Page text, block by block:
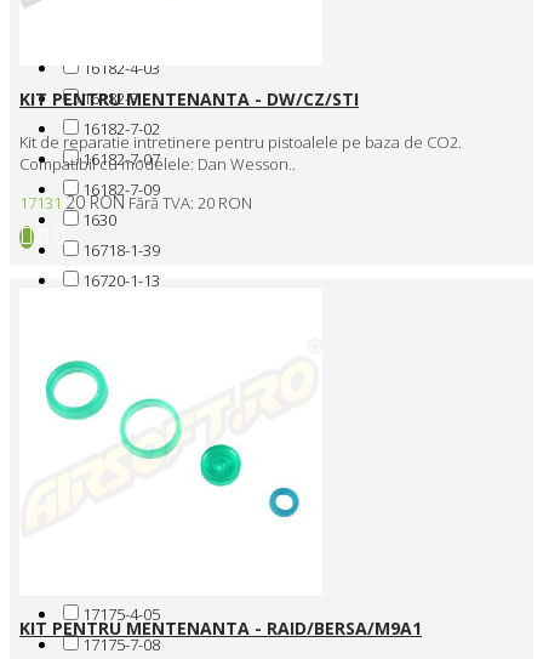
16182-4-03
16182-7
16182-7-02
16182-7-07
16182-7-09
1630
16718-1-39
16720-1-13
16720-2-01
16720-2-03
16720-7-02
17115-1-26
17175-4-05
17175-7-08
KIT PENTRU MENTENANTA - DW/CZ/STI
Kit de reparatie intretinere pentru pistoalele pe baza de CO2.
Compatibil cu modelele: Dan Wesson..
17131 20 RON Fără TVA: 20 RON
KIT PENTRU MENTENANTA - RAID/BERSA/M9A1